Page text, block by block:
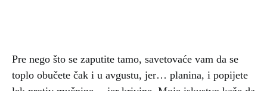
Pre nego što se zaputite tamo, savetovaće vam da se
toplo obučete čak i u avgustu, jer… planina, i popijete